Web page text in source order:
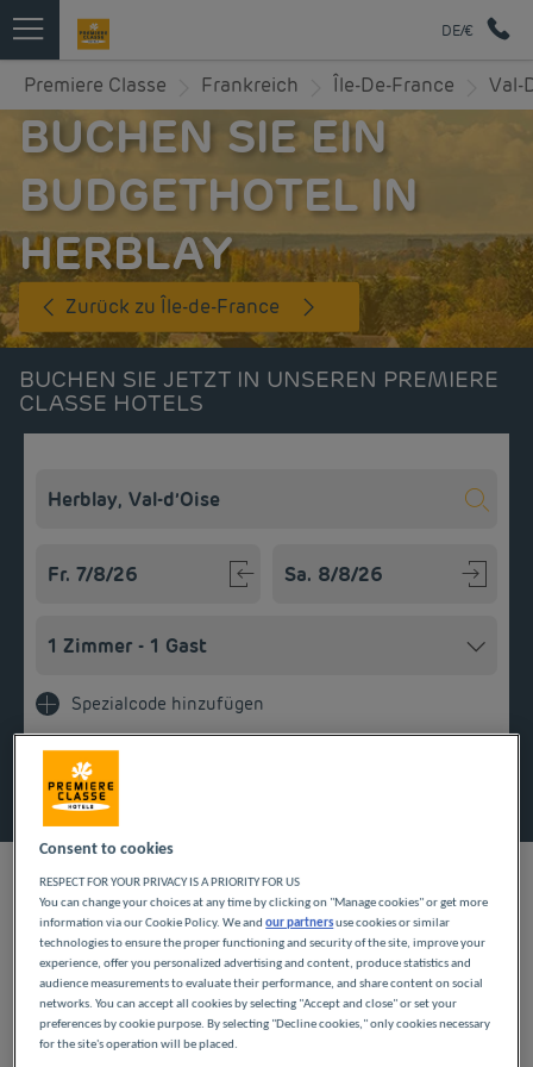
DE/€
Premiere Classe Frankreich Île-De-France Val-
BUCHEN SIE EIN
BUDGETHOTEL IN
HERBLAY
Zurück zu Île-de-France
BUCHEN SIE JETZT IN UNSEREN PREMIERE
CLASSE HOTELS
Spezialcode hinzufügen
UNSERE HOTELS IN
HERBLAY ZU
GÜNSTIGEN PREISEN
Consent to cookies
RESPECT FOR YOUR PRIVACY IS A PRIORITY FOR US
You can change your choices at any time by clicking on "Manage cookies" or get more
information via our Cookie Policy. We andour partnersuse cookies or similar
technologies to ensure the proper functioning and security of the site, improve your
experience, offer you personalized advertising and content, produce statistics and
audience measurements to evaluate their performance, and share content on social
networks. You can accept all cookies by selecting "Accept and close" or set your
preferences by cookie purpose. By selecting "Decline cookies," only cookies necessary
for the site's operation will be placed.